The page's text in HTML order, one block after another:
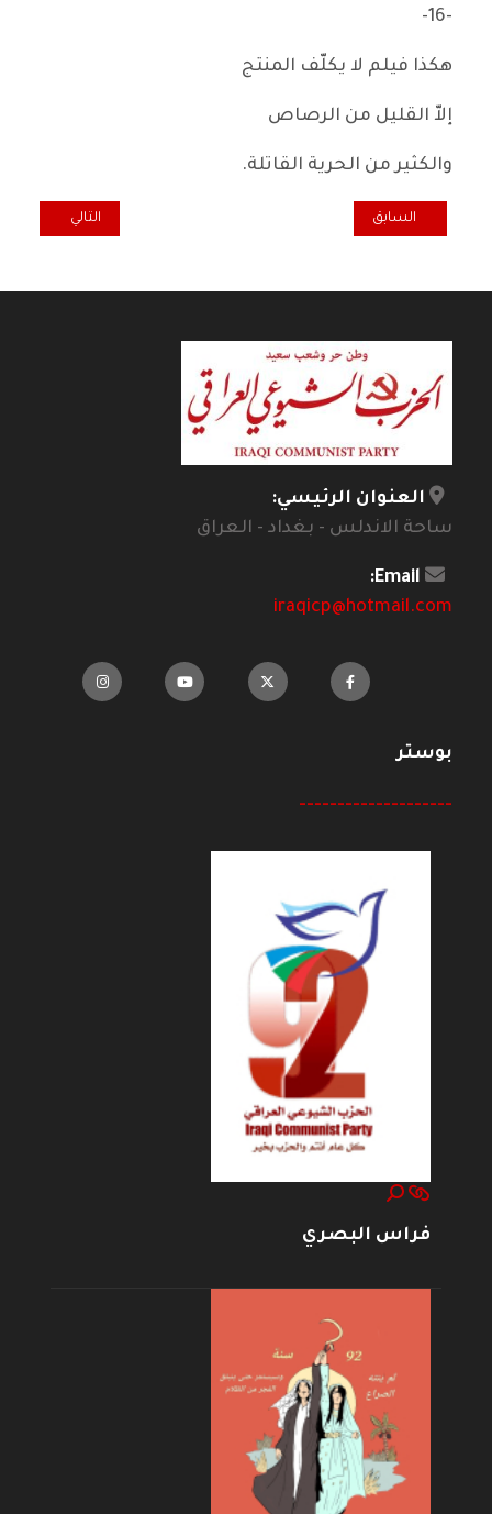
-16-
هكذا فيلم لا يكلّف المنتج
إلاّ القليل من الرصاص
والكثير من الحرية القاتلة.
المقال السابق: محمد نفاع القصصي البارع
السابق المقال التالي:
التالي
العنوان الرئيسي:
ساحة الاندلس - بغداد - العراق
Email:
iraqicp@hotmail.com
بوستر
--------------------
فراس البصري